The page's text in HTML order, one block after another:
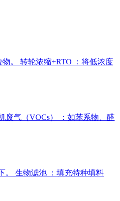
。 转轮浓缩+RTO ：将低浓度
废气（VOCs） ：如苯系物、醛
。 生物滤池 ：填充特种填料